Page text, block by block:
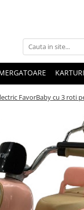
FavorBaby cu 3 roti